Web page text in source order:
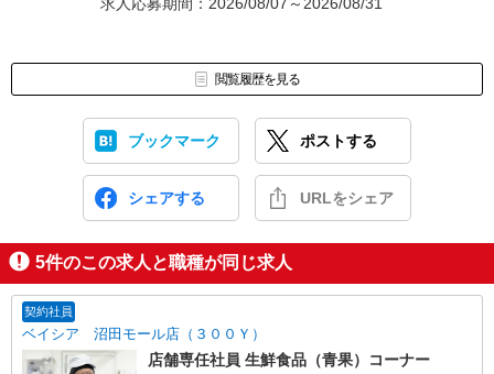
閲覧履歴を見る
ブックマーク ポストする
シェアする URLをシェア
5件のこの求人と職種が同じ求人
契約社員
ベイシア 沼田モール店（３００Ｙ）
店舗専任社員 生鮮食品（青果）コーナー